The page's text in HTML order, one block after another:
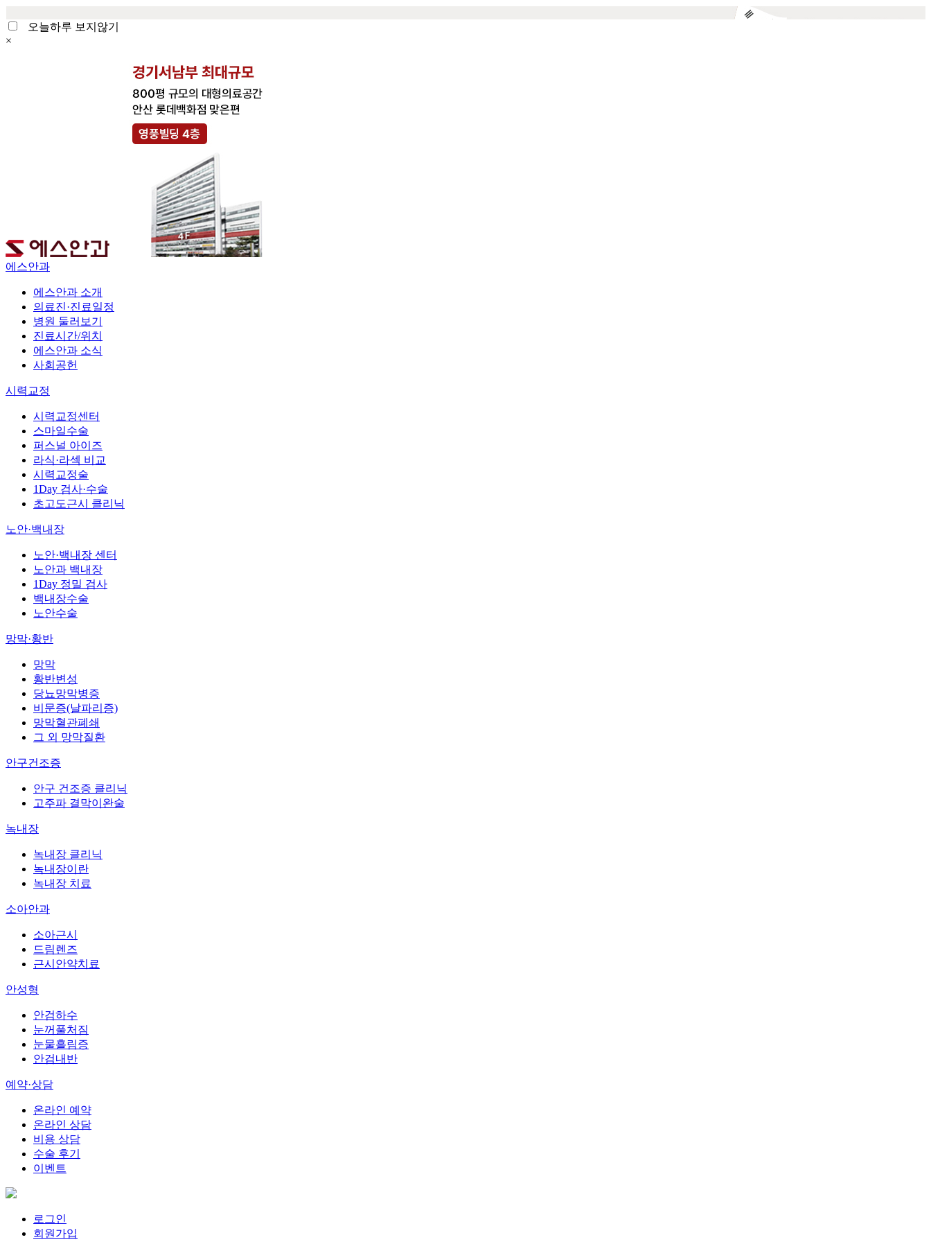
오늘하루 보지않기
×
에스안과
에스안과 소개
의료진·진료일정
병원 둘러보기
진료시간/위치
에스안과 소식
사회공헌
시력교정
시력교정센터
스마일수술
퍼스널 아이즈
라식·라섹 비교
시력교정술
1Day 검사·수술
초고도근시 클리닉
노안·백내장
노안·백내장 센터
노안과 백내장
1Day 정밀 검사
백내장수술
노안수술
망막·황반
망막
황반변성
당뇨망막병증
비문증(날파리증)
망막혈관폐쇄
그 외 망막질환
안구건조증
안구 건조증 클리닉
고주파 결막이완술
녹내장
녹내장 클리닉
녹내장이란
녹내장 치료
소아안과
소아근시
드림렌즈
근시안약치료
안성형
안검하수
눈꺼풀처짐
눈물흘림증
안검내반
예약·상담
온라인 예약
온라인 상담
비용 상담
수술 후기
이벤트
로그인
회원가입